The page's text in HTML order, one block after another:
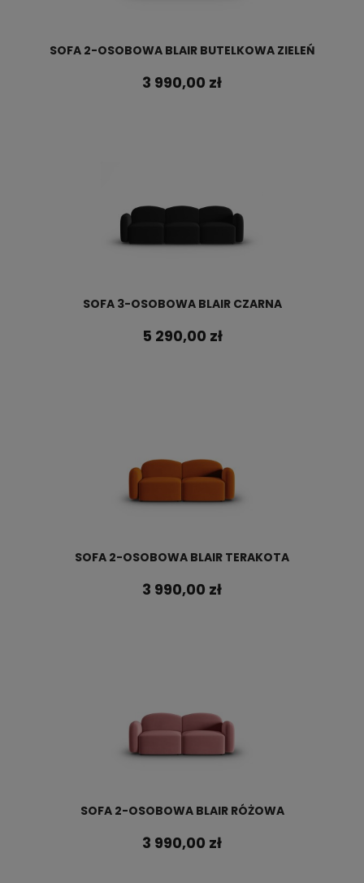
SOFA 2-OSOBOWA BLAIR BUTELKOWA ZIELEŃ
3 990,00 zł
SOFA 3-OSOBOWA BLAIR CZARNA
5 290,00 zł
SOFA 2-OSOBOWA BLAIR TERAKOTA
3 990,00 zł
SOFA 2-OSOBOWA BLAIR RÓŻOWA
3 990,00 zł